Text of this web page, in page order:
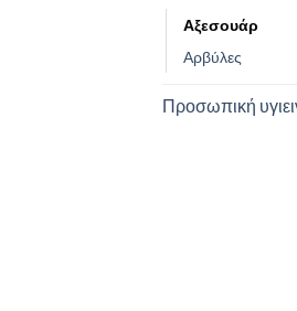
Αξεσουάρ
Αρβύλες
Προσωπική